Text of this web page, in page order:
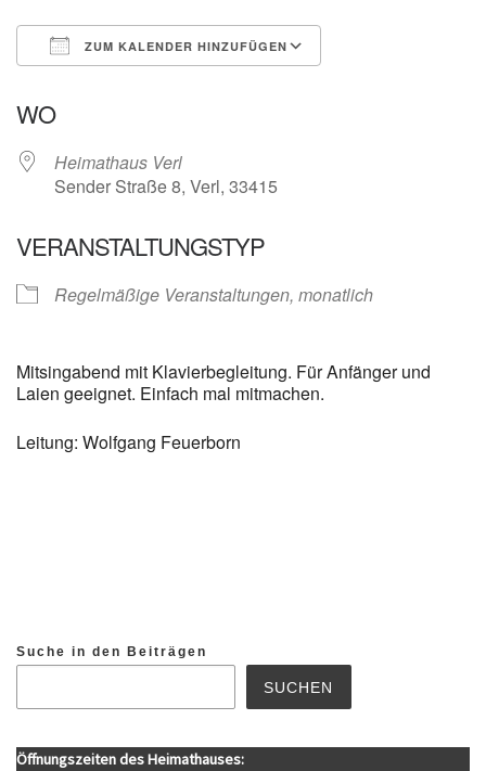
ZUM KALENDER HINZUFÜGEN
WO
Heimathaus Verl
Sender Straße 8, Verl, 33415
VERANSTALTUNGSTYP
Regelmäßige Veranstaltungen, monatlich
Mitsingabend mit Klavierbegleitung. Für Anfänger und
Laien geeignet. Einfach mal mitmachen.
Leitung: Wolfgang Feuerborn
Suche in den Beiträgen
SUCHEN
Öffnungszeiten des Heimathauses: